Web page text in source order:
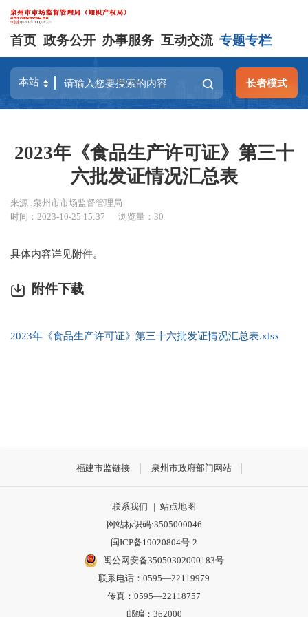
首页 政务公开 办事服务 互动交流 专题专栏
长者模式
2023年《食品生产许可证》第三十
六批发证情况汇总表
来源 :泉州市市场监督管理局
时间：2023-10-25 15:37
浏览量：30
具体内容详见附件。
附件下载
2023年《食品生产许可证》第三十六批发证情况汇总表.xlsx
福建市监链接 泉州市政府部门网站
联系我们 | 站点地图
网站标识码:3505000046
闽ICP备19020804号-2
闽公网安备35050302000183号
联系电话：0595—22119979
传真：0595—22118757
邮编：362000